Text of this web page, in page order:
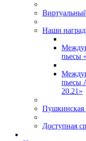
Наши
пьесы
пьесы
20.21»
Пушкинская
Доступная